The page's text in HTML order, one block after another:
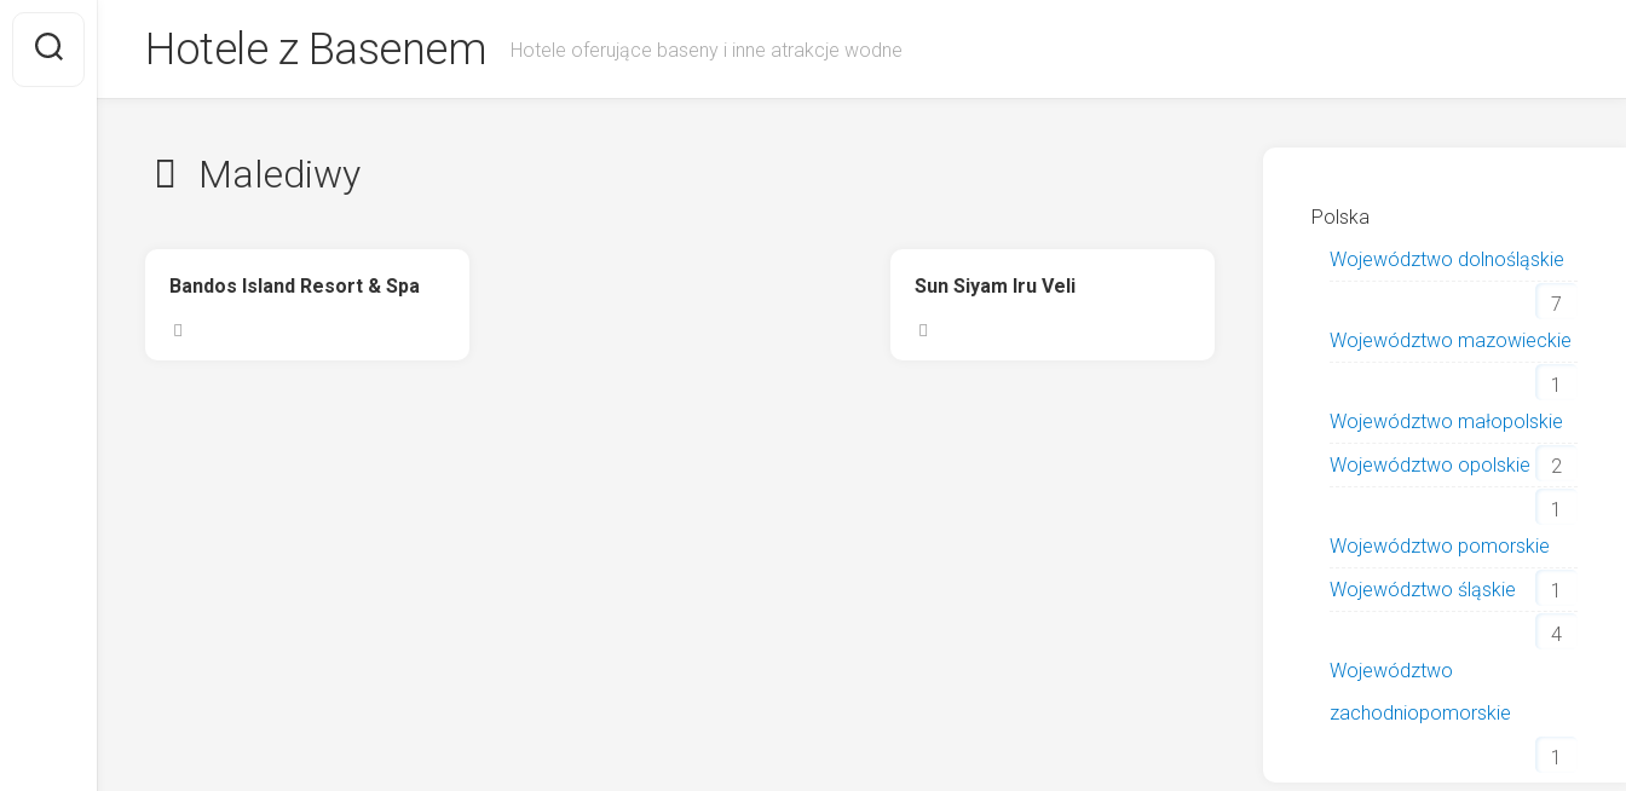
content
Hotele z Basenem Hotele oferujące baseny i inne atrakcje wodne
Malediwy
Bandos Island Resort & Spa Sun Siyam Iru Veli
Polska
Województwo dolnośląskie
7
Województwo mazowieckie
1
Województwo małopolskie
2
Województwo opolskie
1
Województwo pomorskie
1
Województwo śląskie
4
Województwo
zachodniopomorskie
1